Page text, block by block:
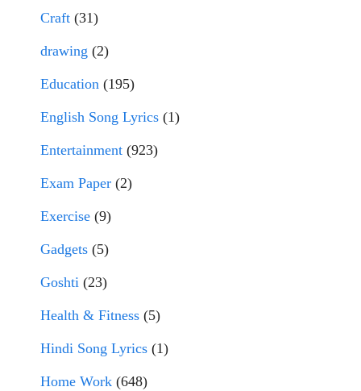
Craft (31)
drawing (2)
Education (195)
English Song Lyrics (1)
Entertainment (923)
Exam Paper (2)
Exercise (9)
Gadgets (5)
Goshti (23)
Health & Fitness (5)
Hindi Song Lyrics (1)
Home Work (648)